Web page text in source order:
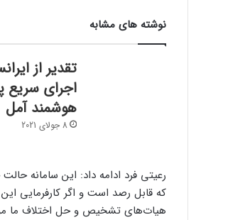
نوشته های مشابه
تقدیر از
اجرای سریع
هوشمند آمل
8 جولای 2021
رعیتی فرد ادامه داد: این سامانه
که قابل رصد است و اگر کارفرمایی
هیات‌های تشخیص و حل اختلاف ما